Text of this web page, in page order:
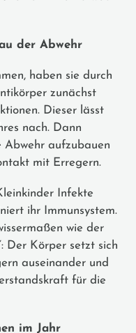
der Abwehr
haben sie durch
zunächst
Dieser lässt
nach. Dann
Abwehr aufzubauen
mit Erregern.
Infekte
ihr Immunsystem.
wie der
Der Körper setzt sich
auseinander und
für die
im Jahr